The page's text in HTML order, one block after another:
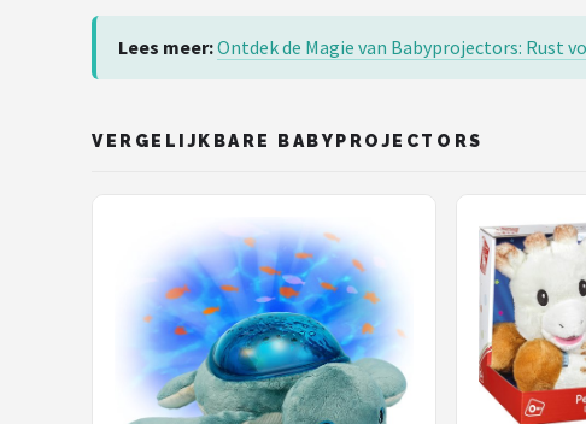
Lees meer:Ontdek de Magie van Babyprojectors: Rust
VERGELIJKBARE BABYPROJECTORS